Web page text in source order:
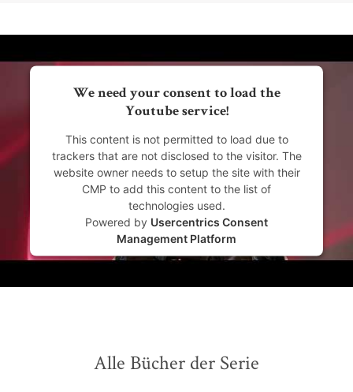
We need your consent to load the
Youtube service!
This content is not permitted to load due to
trackers that are not disclosed to the visitor. The
website owner needs to setup the site with their
CMP to add this content to the list of
technologies used.
Powered by Usercentrics Consent
Management Platform
Alle Bücher der Serie